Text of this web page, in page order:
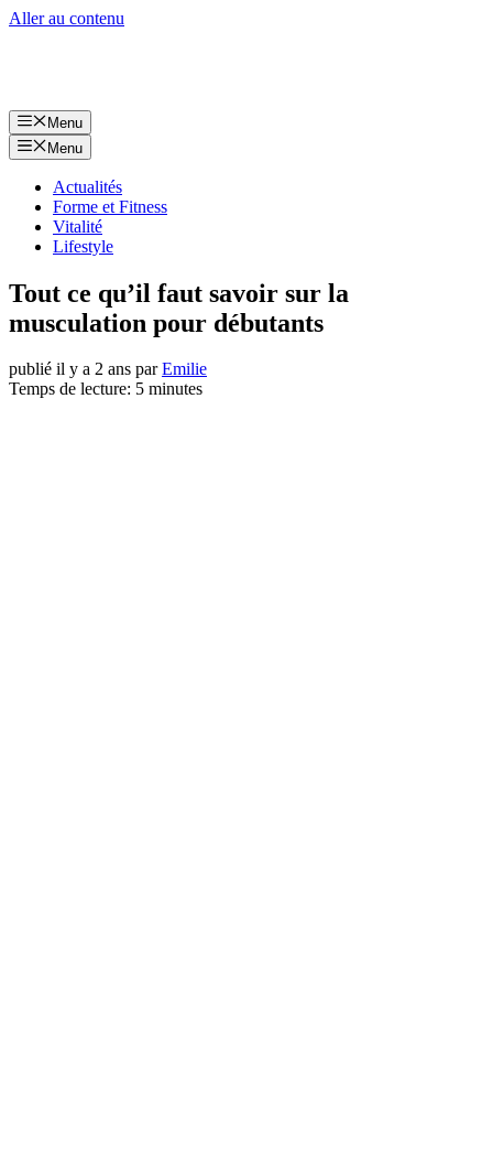
Aller au contenu
Menu
Menu
Actualités
Forme et Fitness
Vitalité
Lifestyle
Tout ce qu’il faut savoir sur la
musculation pour débutants
publié il y a 2 ans parEmilie
Temps de lecture: 5 minutes